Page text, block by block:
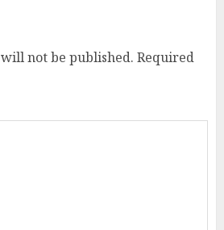
not be published. Required